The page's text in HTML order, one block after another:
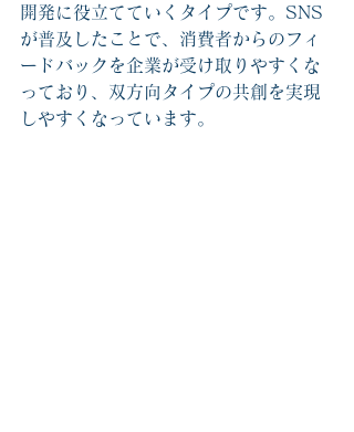
開発に役立てていくタイプです。SNS
が普及したことで、消費者からのフィ
ードバックを企業が受け取りやすくな
っており、双方向タイプの共創を実現
しやすくなっています。